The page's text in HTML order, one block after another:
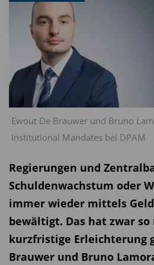
Ewout De Brauwer und Bruno
Institutional Mandates bei DPAM
Regierungen und
Schuldenwachstum oder
immer wieder mittels
bewältigt. Das hat zwar so
kurzfristige Erleichterung
Brauwer und Bruno